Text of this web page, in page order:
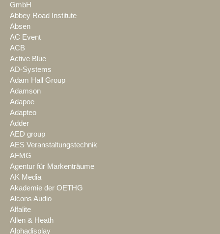
GmbH
Abbey Road Institute
Absen
AC Event
ACB
Active Blue
AD-Systems
Adam Hall Group
Adamson
Adapoe
Adapteo
Adder
AED group
AES Veranstaltungstechnik
AFMG
Agentur für Markenträume
AK Media
Akademie der OETHG
Alcons Audio
Alfalite
Allen & Heath
Alphadisplay